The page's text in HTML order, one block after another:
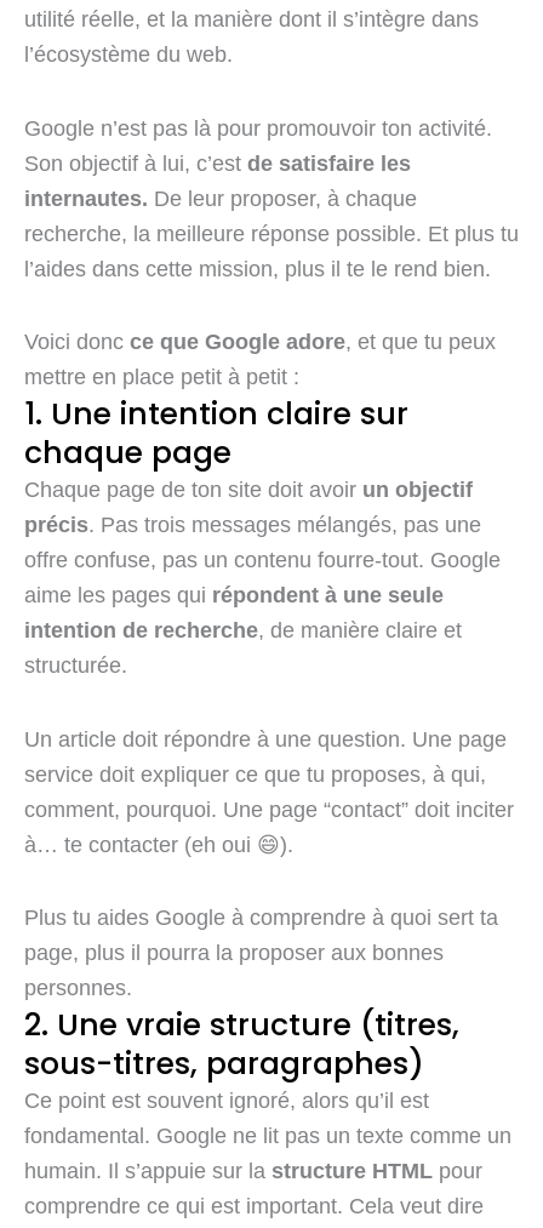
utilité réelle, et la manière dont il s’intègre dans
l’écosystème du web.
Google n’est pas là pour promouvoir ton activité.
Son objectif à lui, c’est de satisfaire les
internautes. De leur proposer, à chaque
recherche, la meilleure réponse possible. Et plus tu
l’aides dans cette mission, plus il te le rend bien.
Voici donc ce que Google adore, et que tu peux
mettre en place petit à petit :
1. Une intention claire sur
chaque page
Chaque page de ton site doit avoir un objectif
précis. Pas trois messages mélangés, pas une
offre confuse, pas un contenu fourre-tout. Google
aime les pages qui répondent à une seule
intention de recherche, de manière claire et
structurée.
Un article doit répondre à une question. Une page
service doit expliquer ce que tu proposes, à qui,
comment, pourquoi. Une page “contact” doit inciter
à… te contacter (eh oui 😄).
Plus tu aides Google à comprendre à quoi sert ta
page, plus il pourra la proposer aux bonnes
personnes.
2. Une vraie structure (titres,
sous-titres, paragraphes)
Ce point est souvent ignoré, alors qu’il est
fondamental. Google ne lit pas un texte comme un
humain. Il s’appuie sur la structure HTML pour
comprendre ce qui est important. Cela veut dire